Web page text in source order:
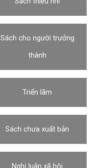
Sách cho người trưởng
thành
Triển lãm
Sách chưa xuất bản
Nghị luận xã hội